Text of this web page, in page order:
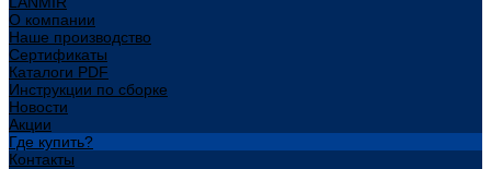
О компании
Наше производство
Сертификаты
Каталоги PDF
Инструкции по сборке
Новости
Акции
Где купить?
Контакты